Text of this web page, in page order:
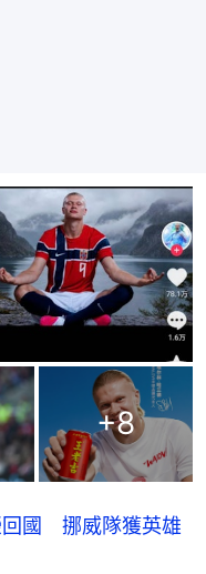
+8
回國 挪威隊獲英雄